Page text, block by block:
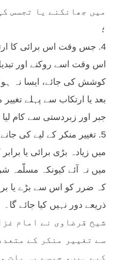
میں جھانکنے یا تجسس
؛
4. جس وقت اس برائی کا
اس وقت اسے روکنے اور
کوشش کی جائے، ایسا نہ ہو
بعد یا ارتکاب سے پہلے تغییر
جبر اور زبردستی سے کام لیا
5. تغییر منکر کے لیے کی
میں زیادہ بڑی برائی یا
میں نہ آئے کیونکہ مسلّمہ
کہ ضرر کو اس سے بڑے یا
ذریعے دور نہیں کیا جائے گا۔
شیخ قرضاوی نے امام
سے تغییر منکر کے
کیے ہیں، جیسے یہ بات